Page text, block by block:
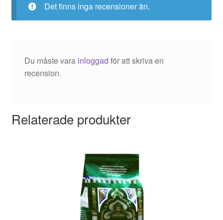
Det finns inga recensioner än.
Du måste vara inloggad för att skriva en
recension.
Relaterade produkter